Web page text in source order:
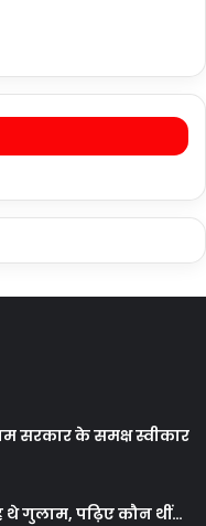
सरकार के समक्ष स्वीकार
थे गुलाम, पढ़िए कौन थीं…